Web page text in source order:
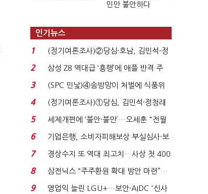
민만 불안하다
인기뉴스
1
(정기여론조사)②당심·호남, 김민석-정
청래 '초접전'...
2
삼성 Z8 역대급 ‘흥행’에 애플 반격 주
목…9월 ‘폴...
3
(SPC 민낯)④솜방망이 처벌에 식품위
생법 위반 반복...
4
(정기여론조사)①당심, 김민석·정청래
'초접전'…대통령 ...
5
세제개편에 ‘불안·불만’…오세훈 "전월
세 구하기 더 ...
6
기업은행, 소비자피해보상 부실심사·보
이스피싱 공시 ...
7
경상수지 또 역대 최고치…사상 첫 400
억달러에 '3% 성...
8
삼전닉스 “주주환원 확대 방안 마련”…
로이터에 성명...
9
영업익 늘린 LGU+…보안·AIDC '신사